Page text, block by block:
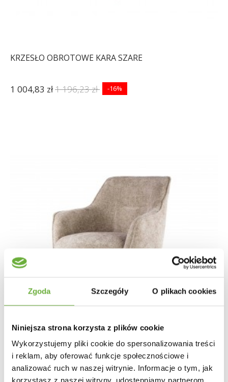
Zgoda Szczegóły O plikach cookies
Niniejsza strona korzysta z plików cookie
Wykorzystujemy pliki cookie do spersonalizowania treści
i reklam, aby oferować funkcje społecznościowe i
analizować ruch w naszej witrynie. Informacje o tym, jak
korzystasz z naszej witryny, udostępniamy partnerom
KRZESŁO OBROTOWE KARA SZARE
1 004,83 zł1 196,23 zł -16%